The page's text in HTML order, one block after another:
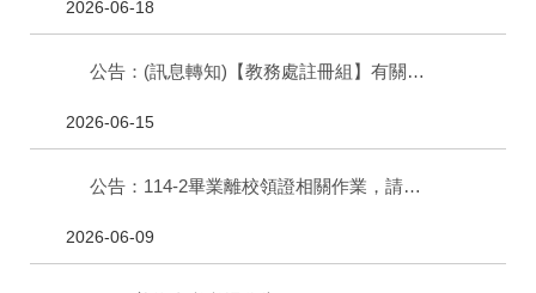
2026-06-18
公告：(訊息轉知)【教務處註冊組】有關115學年度第1學期—輔系、雙主修申請事宜
2026-06-15
公告：114-2畢業離校領證相關作業，請詳閱內文說明。
2026-06-09